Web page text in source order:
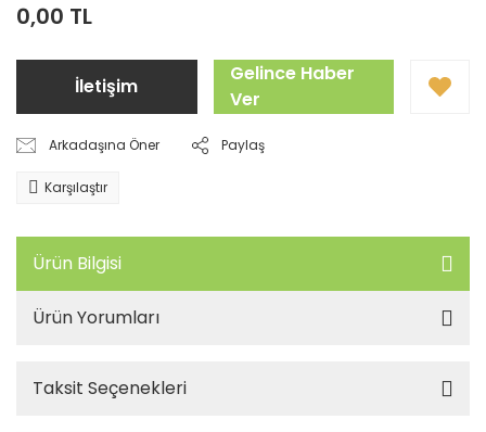
0,00 TL
İletişim
Gelince Haber
Ver
Arkadaşına Öner Paylaş
Karşılaştır
Ürün Bilgisi
Ürün Yorumları
Taksit Seçenekleri